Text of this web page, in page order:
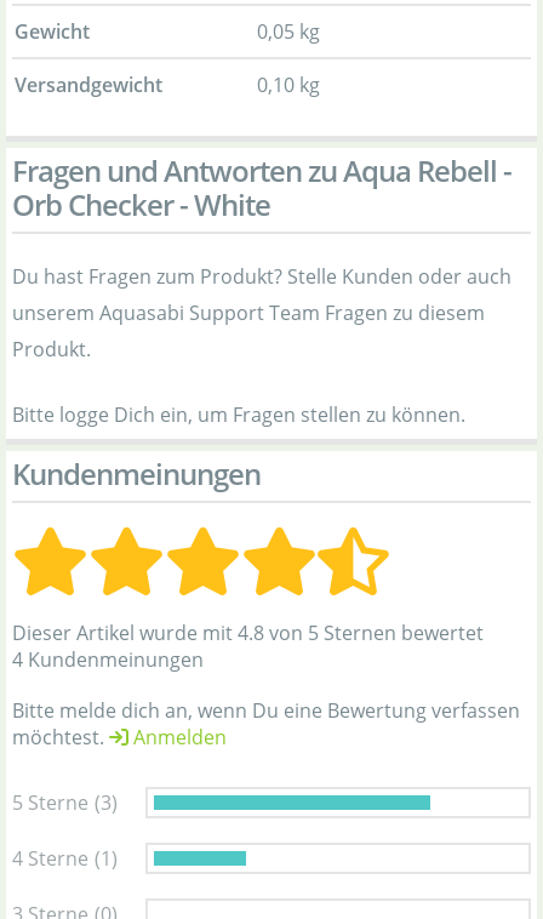
Gewicht
0,05 kg
Versandgewicht
0,10 kg
Fragen und Antworten zu Aqua Rebell -
Orb Checker - White
Du hast Fragen zum Produkt? Stelle Kunden oder auch
unserem Aquasabi Support Team Fragen zu diesem
Produkt.
Bitte logge Dich ein, um Fragen stellen zu können.
Kundenmeinungen
Dieser Artikel wurde mit 4.8 von 5 Sternen bewertet
4 Kundenmeinungen
Bitte melde dich an, wenn Du eine Bewertung verfassen
möchtest.
Anmelden
5 Sterne (3)
4 Sterne (1)
3 Sterne (0)